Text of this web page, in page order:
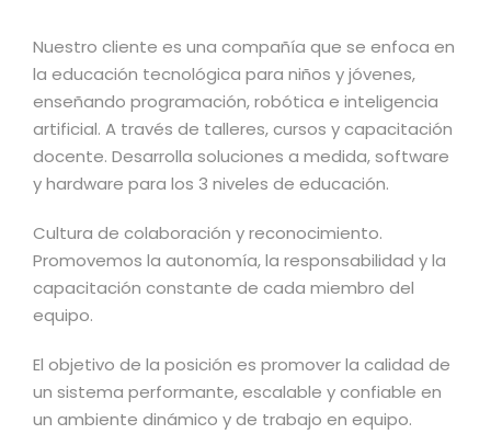
Nuestro cliente es una compañía que se enfoca en
la educación tecnológica para niños y jóvenes,
enseñando programación, robótica e inteligencia
artificial. A través de talleres, cursos y capacitación
docente. Desarrolla soluciones a medida, software
y hardware para los 3 niveles de educación.
Cultura de colaboración y reconocimiento.
Promovemos la autonomía, la responsabilidad y la
capacitación constante de cada miembro del
equipo.
El objetivo de la posición es promover la calidad de
un sistema performante, escalable y confiable en
un ambiente dinámico y de trabajo en equipo.